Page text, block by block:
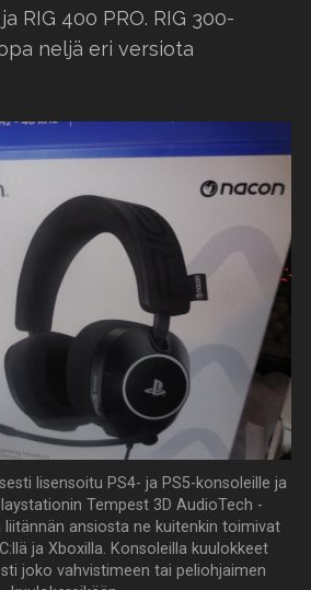
RIG 400 PRO. RIG 300-
neljä eri versiota
lisensoitu PS4- ja PS5-konsoleille ja
Tempest 3D AudioTech -
ansiosta ne kuitenkin toimivat
ja Xboxilla. Konsoleilla kuulokkeet
joko vahvistimeen tai peliohjaimen